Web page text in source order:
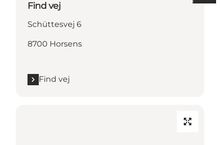
Find vej
Schüttesvej 6
8700 Horsens
Find vej